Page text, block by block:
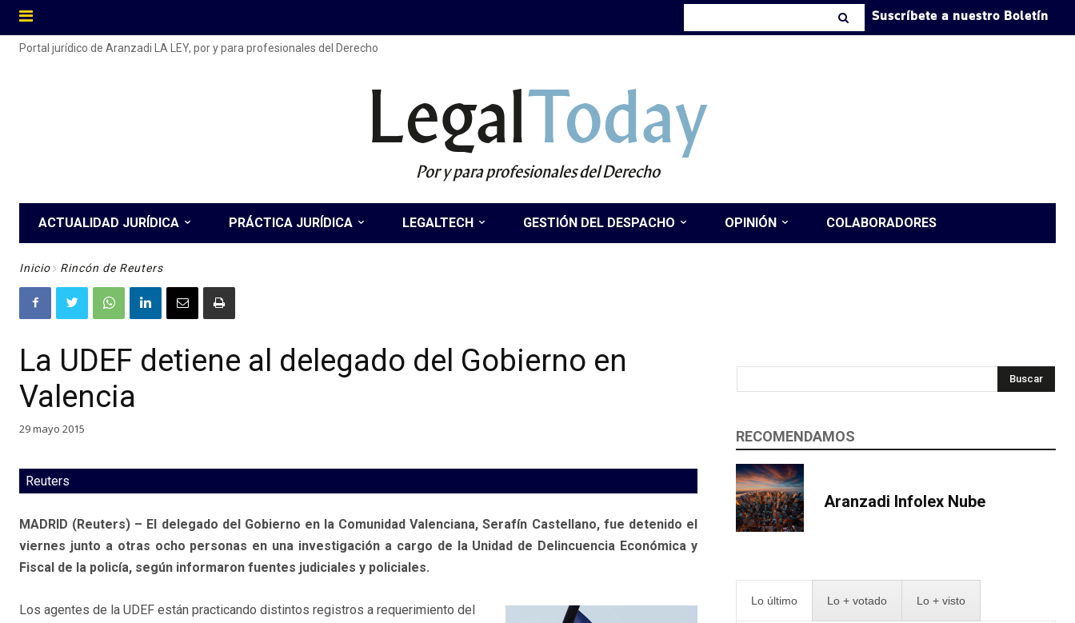
Suscríbete a nuestro Boletín
Portal jurídico de Aranzadi LA LEY, por y para profesionales del Derecho
LegalToday
Por y para profesionales del Derecho
ACTUALIDAD JURÍDICA PRÁCTICA JURÍDICA LEGALTECH GESTIÓN DEL DESPACHO OPINIÓN COLABORADORES
Inicio Rincón de Reuters
La UDEF detiene al delegado del Gobierno en
Valencia
29 mayo 2015
Reuters
MADRID (Reuters) – El delegado del Gobierno en la Comunidad Valenciana, Serafín Castellano, fue detenido el
viernes junto a otras ocho personas en una investigación a cargo de la Unidad de Delincuencia Económica y
Fiscal de la policía, según informaron fuentes judiciales y policiales.
Los agentes de la UDEF están practicando distintos registros a requerimiento del
Buscar
RECOMENDAMOS
Aranzadi Infolex Nube
Lo último Lo + votado Lo + visto